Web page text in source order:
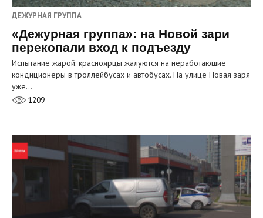
ДЕЖУРНАЯ ГРУППА
«Дежурная группа»: на Новой зари
перекопали вход к подъезду
Испытание жарой: красноярцы жалуются на неработающие
кондиционеры в троллейбусах и автобусах. На улице Новая заря
уже…
1209